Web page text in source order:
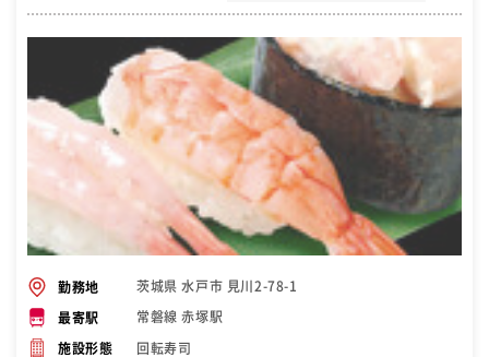
勤務地 茨城県 水戸市 見川2-78-1
最寄駅 常磐線 赤塚駅
施設形態 回転寿司